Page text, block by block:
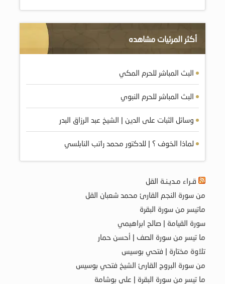
أكثر المرئيات مشاهده
البث المباشر للحرم المكي
البث المباشر للحرم النبوي
وسائل الثبات على الدين | الشيخ عبد الرزاق البدر
لماذا الخوف ؟ | للدكتور محمد راتب النابلسي
قـراء مـديـنـة القل
من سورة النجم القارئ محمد شعبان القل
ماتيسر من سورة البقرة
سورة القيامة | صالح ابراهيمي
ما تيسر من سورة الصف | أحسن حمار
تلاوة مختارة | فتحي بوسيس
من سورة البروج القارئ الشيخ فتحي بوسيس
ما تيسر من سورة البقرة | علي بوشامة